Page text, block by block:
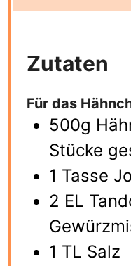
Zutaten
Für das
500g
Stücke
1 Tasse
2 EL
1 TL Salz